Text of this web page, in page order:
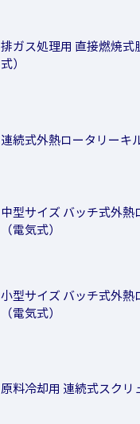
排ガス処理用 直接燃焼式
式）
連続式外熱ロータリーキ
中型サイズ バッチ式外熱
（電気式）
小型サイズ バッチ式外熱
（電気式）
原料冷却用 連続式スクリ